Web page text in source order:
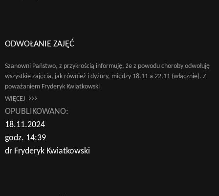
ODWOŁANIE ZAJĘĆ
Szanowni Państwo, z przykrością informuję, że z powodu choroby odwołuję
wszystkie zajęcia, jak również i dyżury, między 18.11 a 22.11 (włącznie). Z
poważaniem Fryderyk Kwiatkowski
WIĘCEJ
OPUBLIKOWANO:
18.11.2024
godz. 14:39
dr Fryderyk Kwiatkowski